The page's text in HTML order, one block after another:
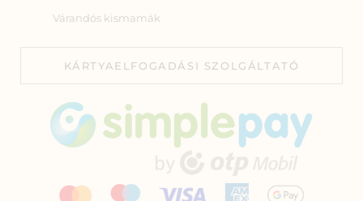
Várandós kismamák
KÁRTYAELFOGADÁSI SZOLGÁLTATÓ